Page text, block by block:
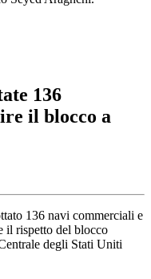
136
il blocco a
136 navi commerciali e
il rispetto del blocco
degli Stati Uniti